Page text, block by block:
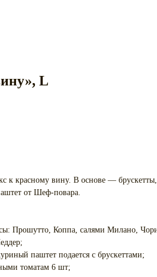
L
к красному вину. В основе —
от Шеф-повара.
Прошутто, Коппа, салями Милано,
паштет подается с брускеттами;
томатам 6 шт;